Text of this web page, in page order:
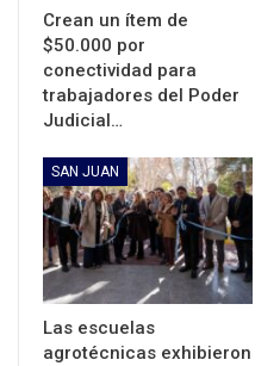
Crean un ítem de
$50.000 por
conectividad para
trabajadores del Poder
Judicial…
SAN JUAN
Las escuelas
agrotécnicas exhibieron